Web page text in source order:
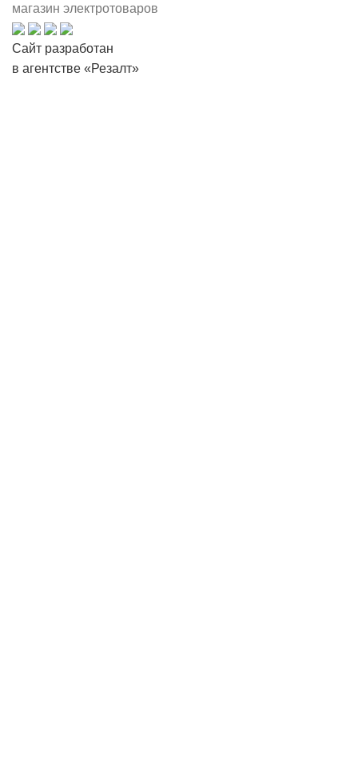
магазин электротоваров
Сайт разработан
в агентстве «Резалт»